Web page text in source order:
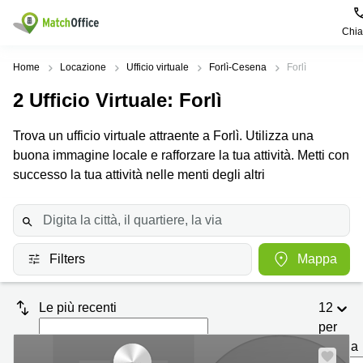
Dare in locazione e affittare
Tipologie di
commerciali
Ufficio
Center
Coworking
Sala
Riunioni
Ufficio
Zone
Genova
Milano
Palermo
Bari
Firenze
Ricerche
Coworking
Lazio
Bologna
Uffici
in
affitto a
Vicenza
Coworking
Aiuto
Chi Siamo
Prezzo
Accesso
Home Locazione Ufficio virtuale Forlì-Cesena Forlì
2 Ufficio Virtuale: Forlì
Trova un ufficio virtuale attraente a Forlì. Utilizza una
buona immagine locale e rafforzare la tua attività. Metti con
successo la tua attività nelle menti degli altri
Filters Mappa
Le più recenti
12
per
pagina